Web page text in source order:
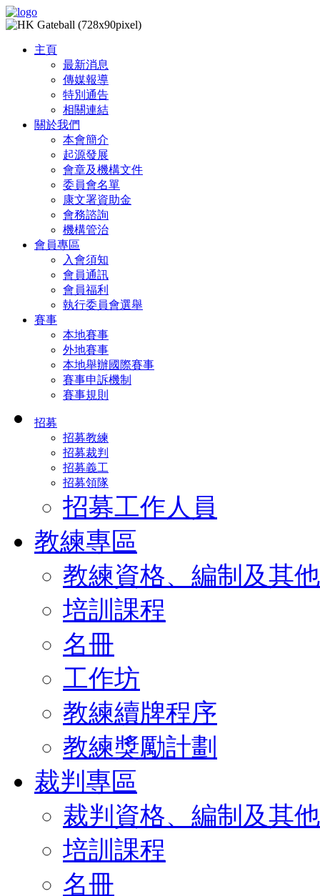
主頁
最新消息
傳媒報導
特別通告
相關連結
關於我們
本會簡介
起源發展
會章及機構文件
委員會名單
康文署資助金
會務諮詢
機構管治
會員專區
入會須知
會員通訊
會員福利
執行委員會選舉
賽事
本地賽事
外地賽事
本地舉辦國際賽事
賽事申訴機制
賽事規則
招募
招募教練
招募裁判
招募義工
招募領隊
招募工作人員
教練專區
教練資格、編制及其
培訓課程
名冊
工作坊
教練續牌程序
教練獎勵計劃
裁判專區
裁判資格、編制及其
培訓課程
名冊